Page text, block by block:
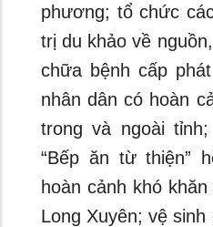
phương; tổ chức
trị du khảo về
chữa bệnh cấp
nhân dân có hoàn
trong và ngoài
“Bếp ăn từ thiện”
hoàn cảnh khó
Long Xuyên; vệ